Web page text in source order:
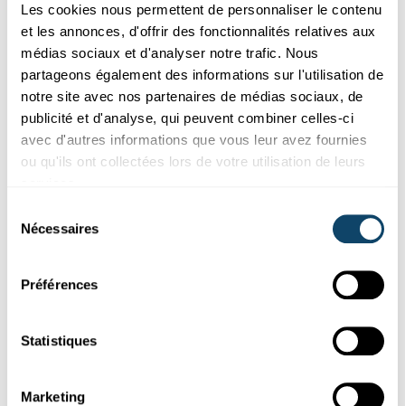
Les cookies nous permettent de personnaliser le contenu
et les annonces, d'offrir des fonctionnalités relatives aux
médias sociaux et d'analyser notre trafic. Nous
partageons également des informations sur l'utilisation de
notre site avec nos partenaires de médias sociaux, de
publicité et d'analyse, qui peuvent combiner celles-ci
avec d'autres informations que vous leur avez fournies
ou qu'ils ont collectées lors de votre utilisation de leurs
Nécessaires
Préférences
Statistiques
Marketing
Recherche au Luxembourg
L’essentiel de l’actualité de la recherche au
De nouvelles découvertes sur le COVID long et une étude 100
%luxembourgeoise
Liser